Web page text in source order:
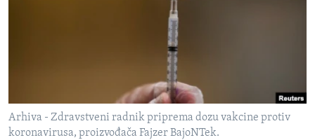
Arhiva - Zdravstveni radnik priprema dozu vakcine protiv
koronavirusa, proizvođača Fajzer BajoNTek.